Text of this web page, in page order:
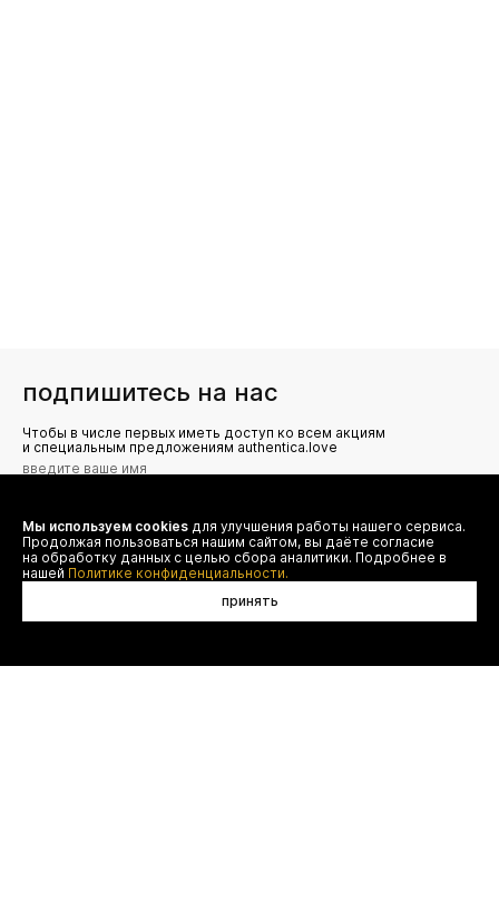
подпишитесь на нас
Чтобы в числе первых иметь доступ ко всем акциям
и специальным предложениям authentica.love
Я даю согласие на сбор, обработку и хранение моих
персональных данных (имя, email, телефон) для получения
рекламных и информационных рассылок от ООО 'БТ
Юнайтед', а также ознакомлен(а) с
Политикой конфиденциальности
Мы используем cookies для улучшения работы нашего сервиса.
Продолжая пользоваться нашим сайтом, вы даёте согласие
на обработку данных с целью сбора аналитики. Подробнее в
нашей Политике конфиденциальности.
принять